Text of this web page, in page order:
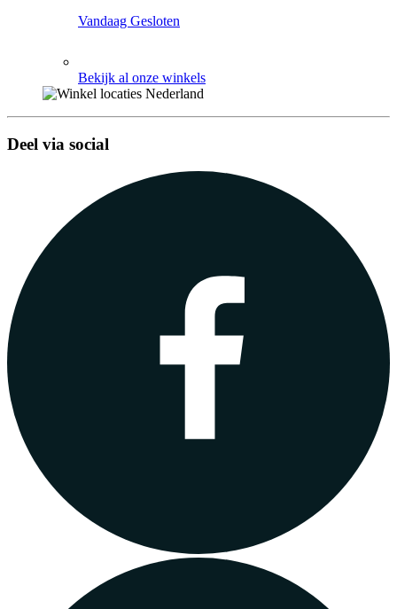
Vandaag Gesloten
Bekijk al onze winkels
Deel via social